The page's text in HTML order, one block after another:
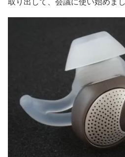
取り出して、会議に使い始めまし